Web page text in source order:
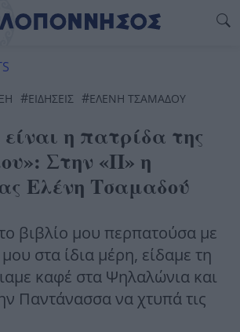
#ΕΙΔΗΣΕΙΣ #ΕΛΕΝΗ ΤΣΑΜΑΔΟΥ
η πατρίδα της
Στην «Π» η
Ελένη Τσαμαδού
βιβλίο μου περπατούσα με
στα ίδια μέρη, είδαμε τη
καφέ στα Ψηλαλώνια και
Παντάνασσα να χτυπά τις